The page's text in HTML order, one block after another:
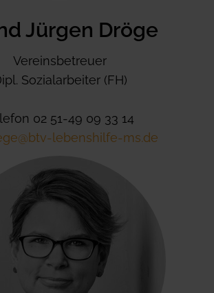
Jürgen Dröge
Vereinsbetreuer
Sozialarbeiter (FH)
02 51-49 09 33 14
lebenshilfe-ms.de